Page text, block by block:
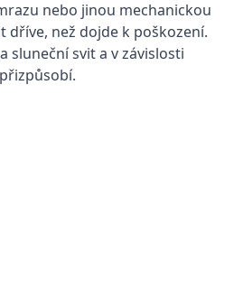
nebo jinou mechanickou
dříve, než dojde k poškození.
sluneční svit a v závislosti